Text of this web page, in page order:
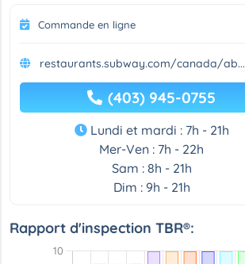
Commande en ligne
restaurants.subway.com/canada/ab...
(403) 945-0755
Lundi et mardi : 7h - 21h
Mer-Ven : 7h - 22h
Sam : 8h - 21h
Dim : 9h - 21h
Rapport d'inspection TBR®: